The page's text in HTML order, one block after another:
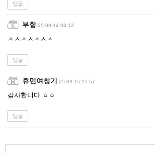
답글
부항 25-09-14 03:12
ㅅㅅㅅㅅㅅㅅㅅ
답글
휴먼여창기 25-09-15 15:57
감사합니다 ㅎㅎ
답글